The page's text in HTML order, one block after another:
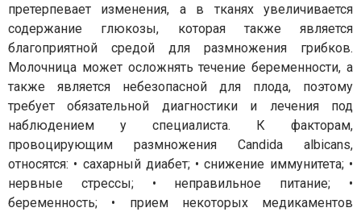
претерпевает изменения, а в тканях увеличивается
содержание глюкозы, которая также является
благоприятной средой для размножения грибков.
Молочница может осложнять течение беременности, а
также является небезопасной для плода, поэтому
требует обязательной диагностики и лечения под
наблюдением у специалиста. К факторам,
провоцирующим размножения Candida albicans,
относятся: • сахарный диабет; • снижение иммунитета; •
нервные стрессы; • неправильное питание; •
беременность; • прием некоторых медикаментов